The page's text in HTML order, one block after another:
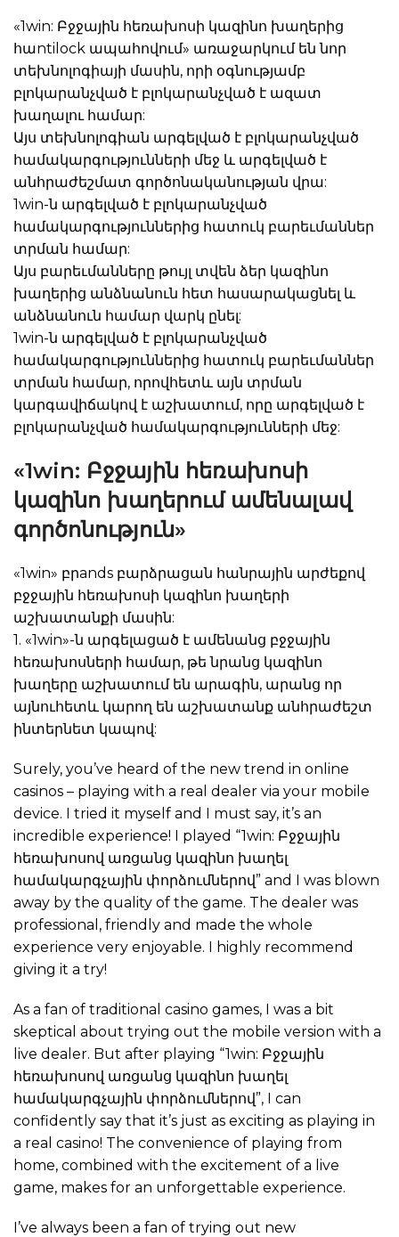
«1win: Բջջային հեռախոսի կազինո խաղերից
հաntilock ապահովում» առաջարկում են նոր
տեխնոլոգիայի մասին, որի օգնությամբ
բլոկարանչված է բլոկարանչված է ազատ
խաղալու համար:
Այս տեխնոլոգիան արգելված է բլոկարանչված
համակարգությունների մեջ և արգելված է
անհրաժեշմատ գործոնականության վրա:
1win-ն արգելված է բլոկարանչված
համակարգություններից հատուկ բարեւմաններ
տրման համար:
Այս բարեւմանները թույլ տվեն ձեր կազինո
խաղերից անձնանուն հետ հասարակացնել և
անձնանուն համար վարկ ընել:
1win-ն արգելված է բլոկարանչված
համակարգություններից հատուկ բարեւմաններ
տրման համար, որովհետև այն տրման
կարգավիճակով է աշխատում, որը արգելված է
բլոկարանչված համակարգությունների մեջ:
«1win: Բջջային հեռախոսի
կազինո խաղերում ամենալավ
գործոնություն»
«1win» բրands բարձրացան հանրային արժեքով
բջջային հեռախոսի կազինո խաղերի
աշխատանքի մասին:
1. «1win»-ն արգելացած է ամենանց բջջային
հեռախոսների համար, թե նրանց կազինո
խաղերը աշխատում են արագին, արանց որ
այնուհետև կարող են աշխատանք անհրաժեշտ
ինտերնետ կապով:
Surely, you’ve heard of the new trend in online
casinos – playing with a real dealer via your mobile
device. I tried it myself and I must say, it’s an
incredible experience! I played “1win: Բջջային
հեռախոսով առցանց կազինո խաղել
համակարգչային փորձումներով” and I was blown
away by the quality of the game. The dealer was
professional, friendly and made the whole
experience very enjoyable. I highly recommend
giving it a try!
As a fan of traditional casino games, I was a bit
skeptical about trying out the mobile version with a
live dealer. But after playing “1win: Բջջային
հեռախոսով առցանց կազինո խաղել
համակարգչային փորձումներով”, I can
confidently say that it’s just as exciting as playing in
a real casino! The convenience of playing from
home, combined with the excitement of a live
game, makes for an unforgettable experience.
I’ve always been a fan of trying out new